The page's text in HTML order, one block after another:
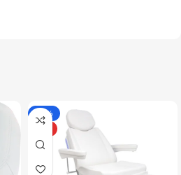
-10%